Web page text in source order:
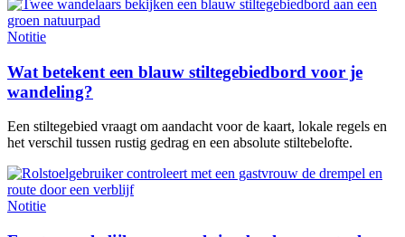
Notitie
Wat betekent een blauw stiltegebiedbord voor je
wandeling?
Een stiltegebied vraagt om aandacht voor de kaart, lokale regels en
het verschil tussen rustig gedrag en een absolute stiltebelofte.
Notitie